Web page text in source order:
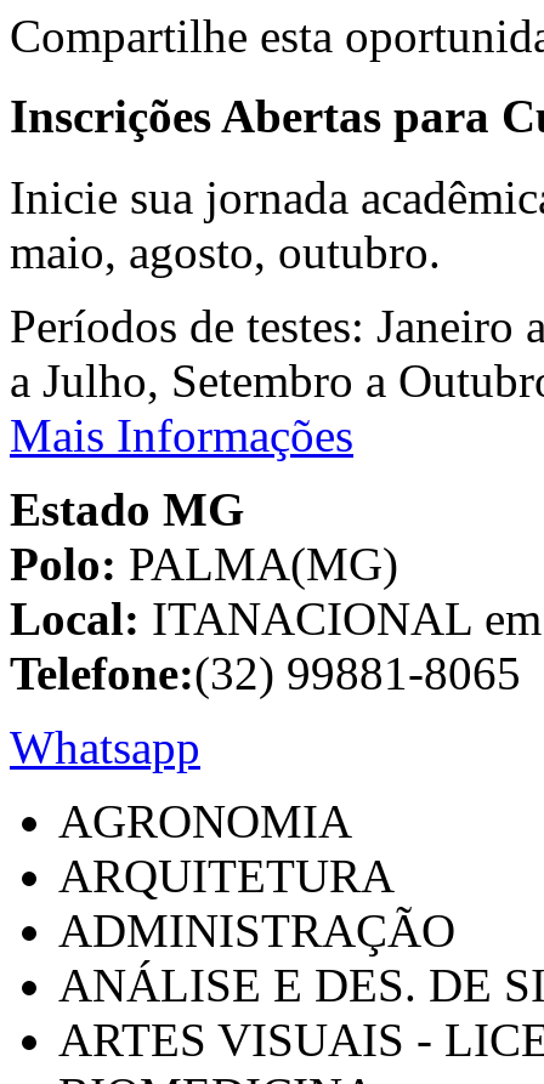
Compartilhe esta
Inscrições Abertas para
Inicie sua jornada
maio, agosto, outubro.
Períodos de testes:
a Julho, Setembro a
Mais Informações
Estado MG
Polo: PALMA(MG)
Local: ITANACIONAL
Telefone:(32) 99881-8065
Whatsapp
AGRONOMIA
ARQUITETURA
ADMINISTRAÇÃO
ANÁLISE E DES. DE
ARTES VISUAIS -